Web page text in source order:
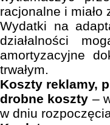
racjonalne i miało
Wydatki na
działalności
amortyzacyjne
trwałym.
Koszty reklamy,
drobne koszty –
w dniu